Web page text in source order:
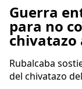
Guerra
para no
chivatazo
Rubalcaba
del chivatazo